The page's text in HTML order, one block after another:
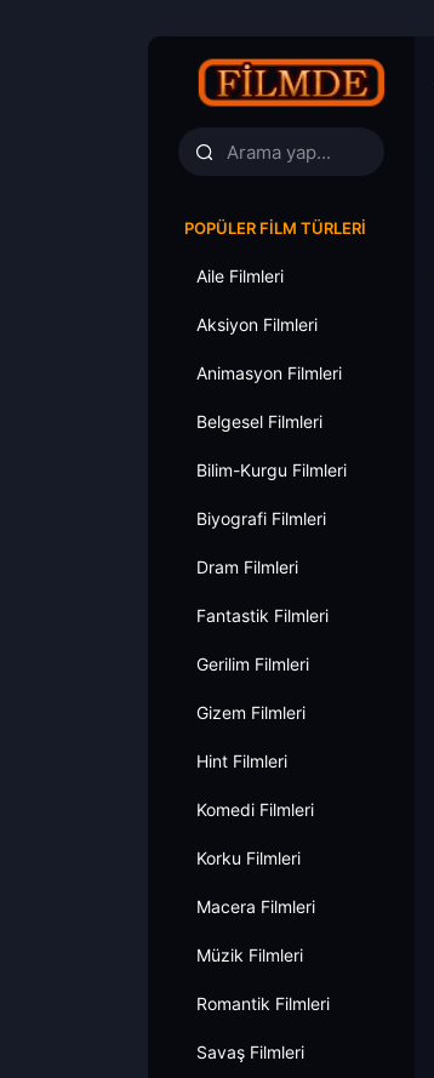
POPÜLER FILM TÜRLERI
Aile Filmleri
Aksiyon Filmleri
Animasyon Filmleri
Belgesel Filmleri
Bilim-Kurgu Filmleri
Biyografi Filmleri
Dram Filmleri
Fantastik Filmleri
Gerilim Filmleri
Gizem Filmleri
Hint Filmleri
Komedi Filmleri
Korku Filmleri
Macera Filmleri
Müzik Filmleri
Romantik Filmleri
Savaş Filmleri